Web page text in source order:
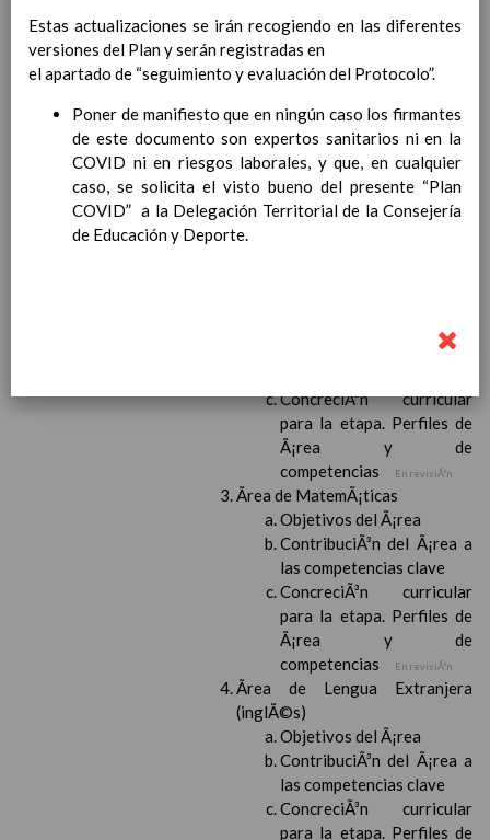
Ãrea II: Conocimiento del
medio
Ãrea I: Conocimiento de sÃ­
mismo y autonomÃ­a
personal
15 noviembre 2019
MetodologÃ­a 15 noviembre 2019
Recursos 15 noviembre 2019
EducaciÃ³n Primaria
CoordinaciÃ³n y concreciÃ³n curricular
ContribuciÃ³n del Ã¡rea a
ConcreciÃ³n curricular
para la etapa. Perfiles de
Ã¡rea y de
competencias
En revisiÃ³n
Ãrea de MatemÃ¡ticas
Objetivos del Ã¡rea
ContribuciÃ³n del Ã¡rea a
las competencias clave
ConcreciÃ³n curricular
para la etapa. Perfiles de
Ã¡rea y de
competencias
En revisiÃ³n
Ãrea de Lengua Extranjera
(inglÃ©s)
Objetivos del Ã¡rea
ContribuciÃ³n del Ã¡rea a
las competencias clave
ConcreciÃ³n curricular
para la etapa. Perfiles de
Estas actualizaciones se irán recogiendo en las diferentes
versiones del Plan y serán registradas en
el apartado de “seguimiento y evaluación del Protocolo”.
Poner de manifiesto que en ningún caso los firmantes
de este documento son expertos sanitarios ni en la
COVID ni en riesgos laborales, y que, en cualquier
caso, se solicita el visto bueno del presente “Plan
COVID” a la Delegación Territorial de la Consejería
de Educación y Deporte.